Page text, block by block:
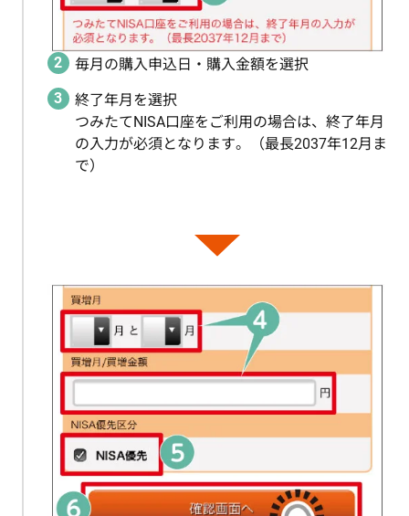
毎月の購入申込日・購入金額を選択
終了年月を選択
つみたてNISA口座をご利用の場合は、終了年月
の入力が必須となります。（最長2037年12月ま
で）